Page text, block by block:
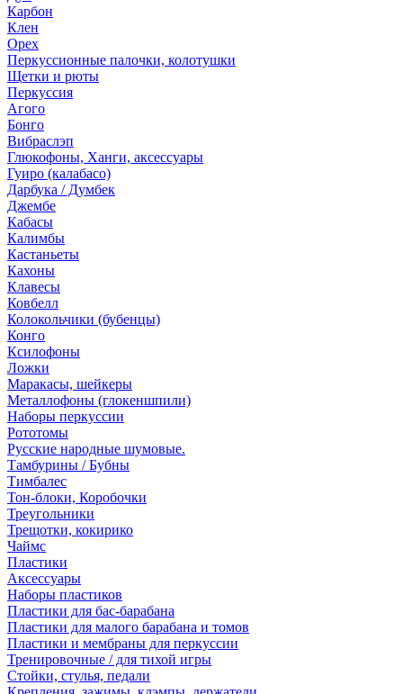
Карбон
Клен
Орех
Перкуссионные палочки, колотушки
Щетки и рюты
Перкуссия
Агого
Бонго
Вибраслэп
Глюкофоны, Ханги, аксессуары
Гуиро (калабасо)
Дарбука / Думбек
Джембе
Кабасы
Калимбы
Кастаньеты
Кахоны
Клавесы
Ковбелл
Колокольчики (бубенцы)
Конго
Ксилофоны
Ложки
Маракасы, шейкеры
Металлофоны (глокеншпили)
Наборы перкуссии
Рототомы
Русские народные шумовые.
Тамбурины / Бубны
Тимбалес
Тон-блоки, Коробочки
Треугольники
Трещотки, кокирико
Чаймс
Пластики
Аксессуары
Наборы пластиков
Пластики для бас-барабана
Пластики для малого барабана и томов
Пластики и мембраны для перкуссии
Тренировочные / для тихой игры
Стойки, стулья, педали